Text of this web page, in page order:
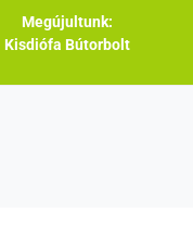
Megújultunk:
Kisdiófa Bútorbolt